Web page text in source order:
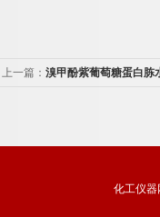
上一篇： 溴甲酚紫葡萄糖蛋白胨
化工仪器